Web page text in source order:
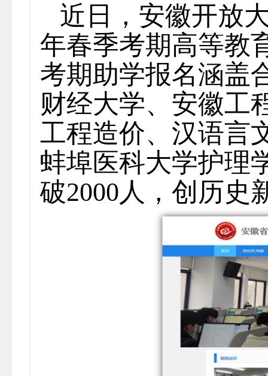
近日，安徽开放
年春季考期高等教
考期助学报名涵盖
财经大学、安徽工
工程造价、汉语言
蚌埠医科大学护理
破2000人，创历史